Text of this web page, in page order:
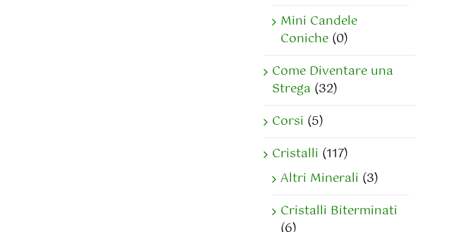
Mini Candele
Coniche (0)
Come Diventare una
Strega (32)
Corsi (5)
Cristalli (117)
Altri Minerali (3)
Cristalli Biterminati